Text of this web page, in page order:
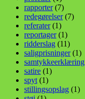
rapporter(7)
redegørelser(7)
referater(1)
reportager(1)
ridderslag (11)
saligprisninger(1)
samtykkeerklæring
satire (1)
spyt (1)
stillingsopslag (1)